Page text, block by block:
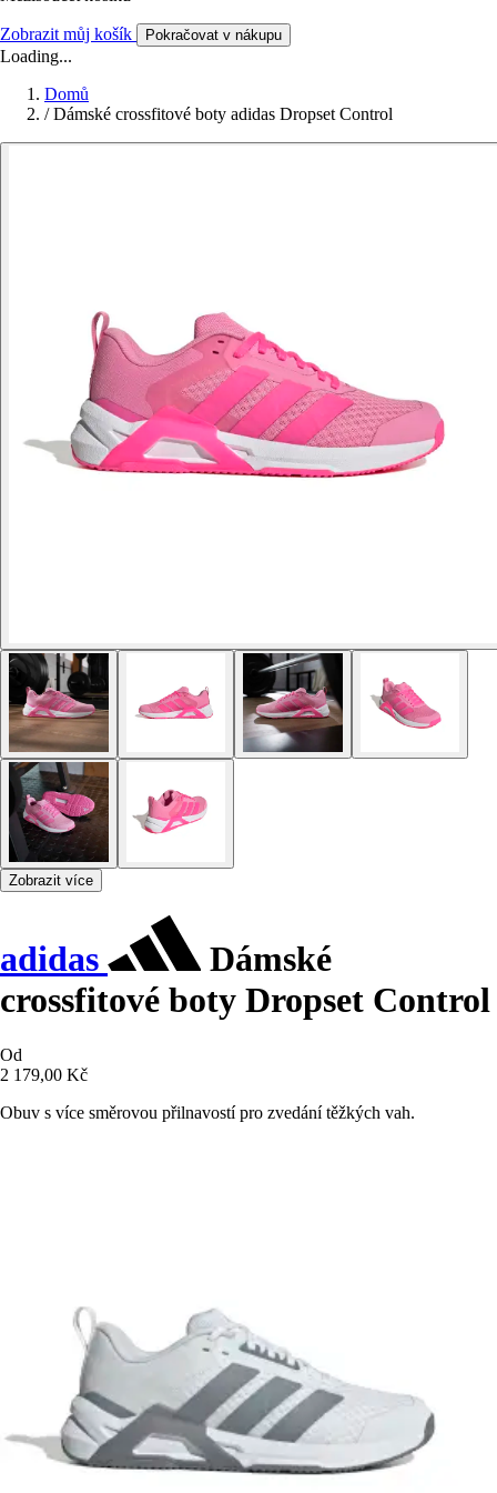
Zobrazit můj košík Pokračovat v nákupu
Loading...
Domů
/ Dámské crossfitové boty adidas Dropset Control
Zobrazit více
adidas
Dámské
crossfitové boty Dropset Control
Od
2 179,00 Kč
Obuv s více směrovou přilnavostí pro zvedání těžkých vah.